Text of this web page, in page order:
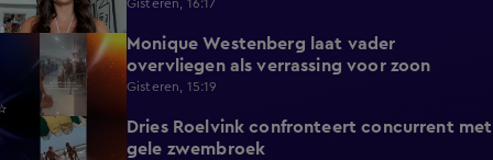
Gisteren, 16:17
Monique Westenberg laat vader
overvliegen als verrassing voor zoon
Gisteren, 15:19
0:17
Dries Roelvink confronteert concurrent met
gele zwembroek